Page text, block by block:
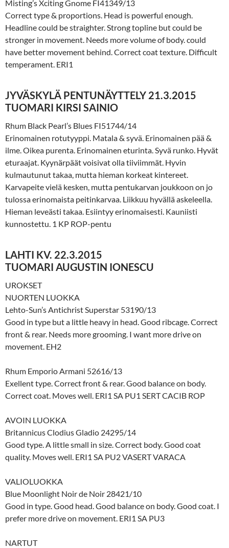
Misting’s Xciting Gnome FI41349/13
Correct type & proportions. Head is powerful enough.
Headline could be straighter. Strong topline but could be
stronger in movement. Needs more volume of body. could
have better movement behind. Correct coat texture. Difficult
temperament. ERI1
JYVÄSKYLÄ PENTUNÄYTTELY 21.3.2015
TUOMARI KIRSI SAINIO
Rhum Black Pearl’s Blues FI51744/14
Erinomainen rotutyyppi. Matala & syvä. Erinomainen pää &
ilme. Oikea purenta. Erinomainen eturinta. Syvä runko. Hyvät
eturaajat. Kyynärpäät voisivat olla tiiviimmät. Hyvin
kulmautunut takaa, mutta hieman korkeat kintereet.
Karvapeite vielä kesken, mutta pentukarvan joukkoon on jo
tulossa erinomaista peitinkarvaa. Liikkuu hyvällä askeleella.
Hieman leveästi takaa. Esiintyy erinomaisesti. Kauniisti
kunnostettu. 1 KP ROP-pentu
LAHTI KV. 22.3.2015
TUOMARI AUGUSTIN IONESCU
UROKSET
NUORTEN LUOKKA
Lehto-Sun’s Antichrist Superstar 53190/13
Good in type but a little heavy in head. Good ribcage. Correct
front & rear. Needs more grooming. I want more drive on
movement. EH2
Rhum Emporio Armani 52616/13
Exellent type. Correct front & rear. Good balance on body.
Correct coat. Moves well. ERI1 SA PU1 SERT CACIB ROP
AVOIN LUOKKA
Britannicus Clodius Gladio 24295/14
Good type. A little small in size. Correct body. Good coat
quality. Moves well. ERI1 SA PU2 VASERT VARACA
VALIOLUOKKA
Blue Moonlight Noir de Noir 28421/10
Good in type. Good head. Good balance on body. Good coat. I
prefer more drive on movement. ERI1 SA PU3
NARTUT